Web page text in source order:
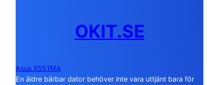
OKIT.SE
Asus X551MA
En äldre bärbar dator behöver inte vara uttjänt bara för